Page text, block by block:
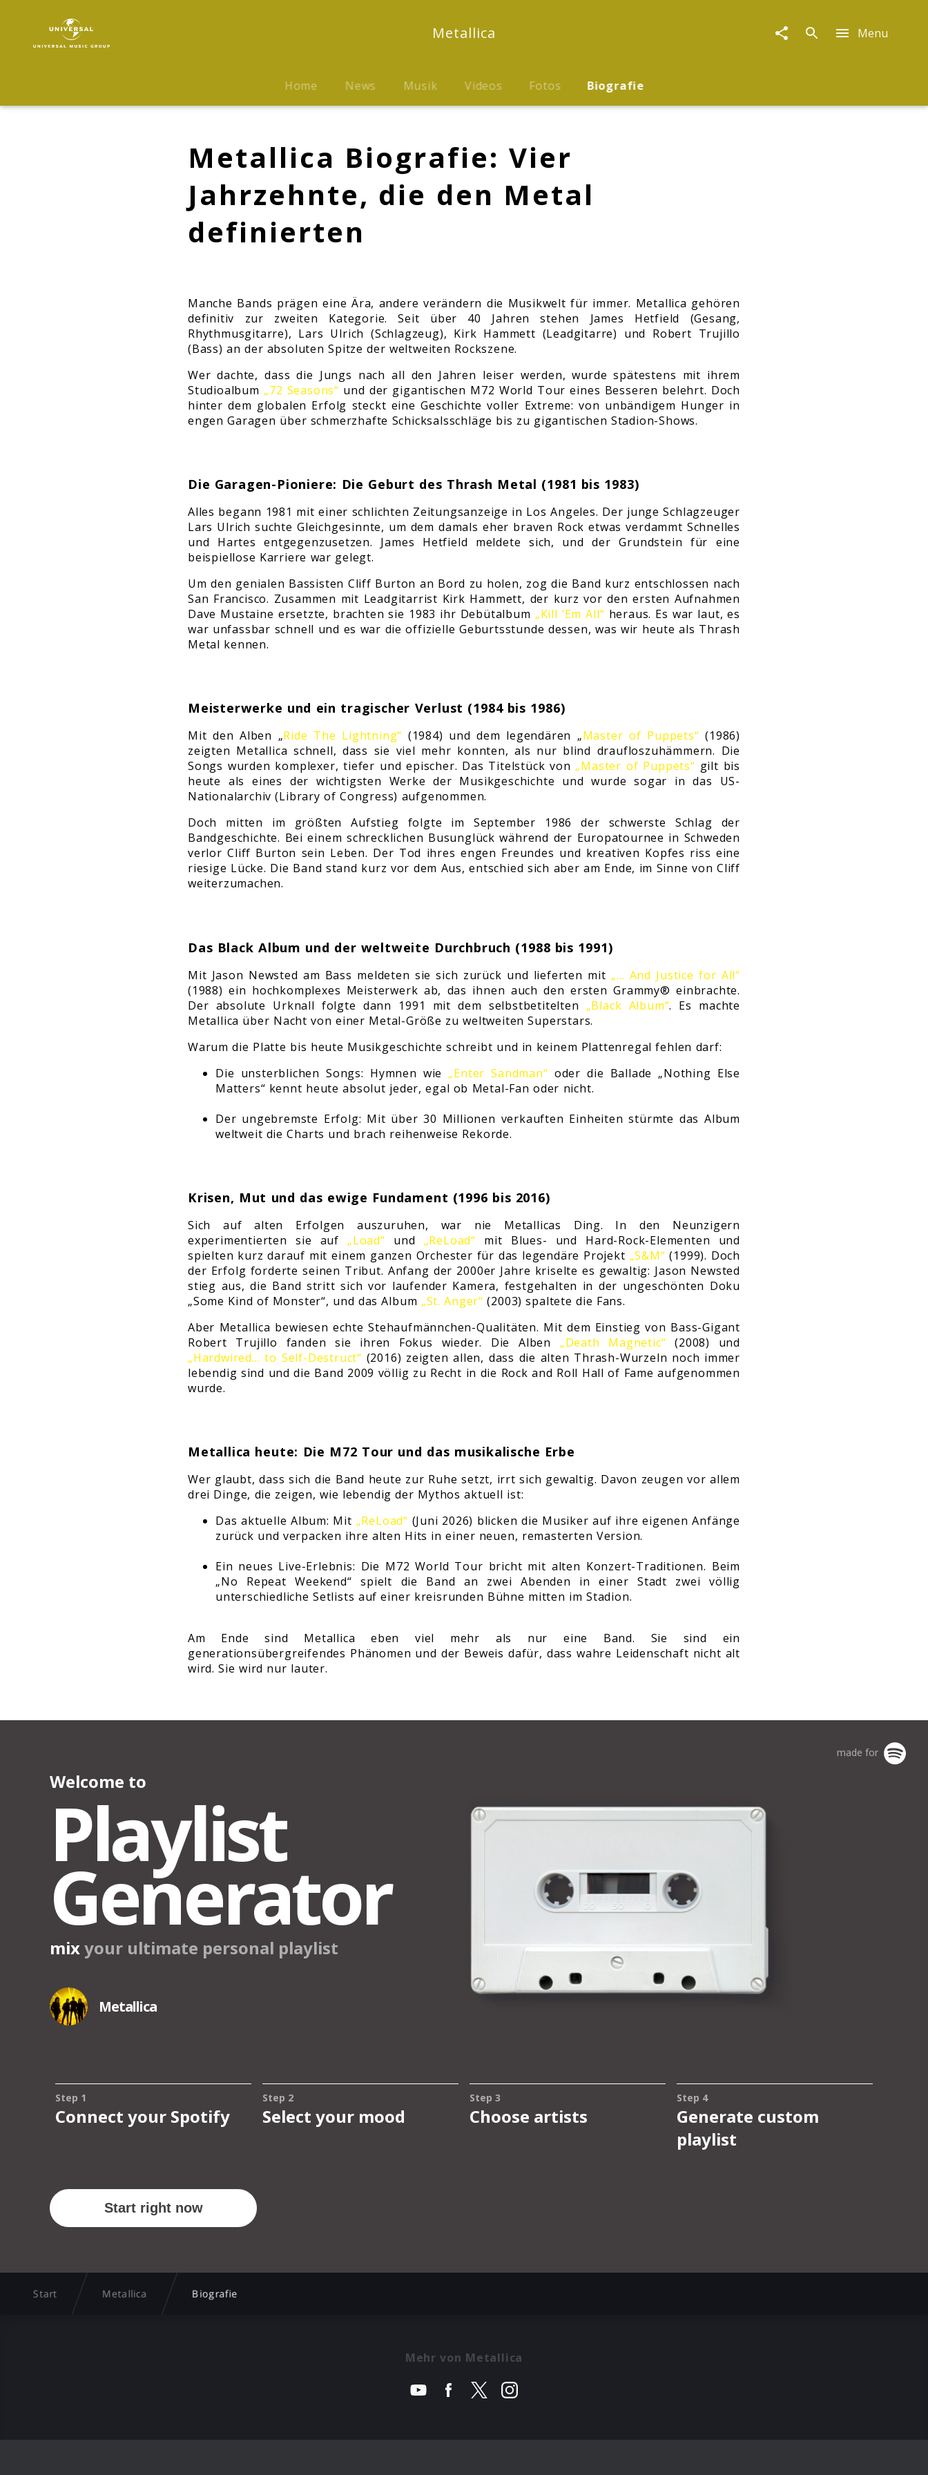
Biografie
Metallica Menu
Home News Musik Videos Fotos Biografie
Metallica Biografie: Vier
Jahrzehnte, die den Metal
definierten
Manche Bands prägen eine Ära, andere verändern die Musikwelt für immer. Metallica gehören
definitiv zur zweiten Kategorie. Seit über 40 Jahren stehen James Hetfield (Gesang,
Rhythmusgitarre), Lars Ulrich (Schlagzeug), Kirk Hammett (Leadgitarre) und Robert Trujillo
(Bass) an der absoluten Spitze der weltweiten Rockszene.
Wer dachte, dass die Jungs nach all den Jahren leiser werden, wurde spätestens mit ihrem
Studioalbum „72 Seasons“ und der gigantischen M72 World Tour eines Besseren belehrt. Doch
hinter dem globalen Erfolg steckt eine Geschichte voller Extreme: von unbändigem Hunger in
engen Garagen über schmerzhafte Schicksalsschläge bis zu gigantischen Stadion-Shows.
Die Garagen-Pioniere: Die Geburt des Thrash Metal (1981 bis 1983)
Alles begann 1981 mit einer schlichten Zeitungsanzeige in Los Angeles. Der junge Schlagzeuger
Lars Ulrich suchte Gleichgesinnte, um dem damals eher braven Rock etwas verdammt Schnelles
und Hartes entgegenzusetzen. James Hetfield meldete sich, und der Grundstein für eine
beispiellose Karriere war gelegt.
Um den genialen Bassisten Cliff Burton an Bord zu holen, zog die Band kurz entschlossen nach
San Francisco. Zusammen mit Leadgitarrist Kirk Hammett, der kurz vor den ersten Aufnahmen
Dave Mustaine ersetzte, brachten sie 1983 ihr Debütalbum „Kill ’Em All“ heraus. Es war laut, es
war unfassbar schnell und es war die offizielle Geburtsstunde dessen, was wir heute als Thrash
Metal kennen.
Meisterwerke und ein tragischer Verlust (1984 bis 1986)
Mit den Alben „Ride The Lightning“ (1984) und dem legendären „Master of Puppets“ (1986)
zeigten Metallica schnell, dass sie viel mehr konnten, als nur blind draufloszuhämmern. Die
Songs wurden komplexer, tiefer und epischer. Das Titelstück von „Master of Puppets“ gilt bis
heute als eines der wichtigsten Werke der Musikgeschichte und wurde sogar in das US-
Nationalarchiv (Library of Congress) aufgenommen.
Doch mitten im größten Aufstieg folgte im September 1986 der schwerste Schlag der
Bandgeschichte. Bei einem schrecklichen Busunglück während der Europatournee in Schweden
verlor Cliff Burton sein Leben. Der Tod ihres engen Freundes und kreativen Kopfes riss eine
riesige Lücke. Die Band stand kurz vor dem Aus, entschied sich aber am Ende, im Sinne von Cliff
weiterzumachen.
Das Black Album und der weltweite Durchbruch (1988 bis 1991)
Mit Jason Newsted am Bass meldeten sie sich zurück und lieferten mit „… And Justice for All“
(1988) ein hochkomplexes Meisterwerk ab, das ihnen auch den ersten Grammy® einbrachte.
Der absolute Urknall folgte dann 1991 mit dem selbstbetitelten „Black Album“. Es machte
Metallica über Nacht von einer Metal-Größe zu weltweiten Superstars.
Warum die Platte bis heute Musikgeschichte schreibt und in keinem Plattenregal fehlen darf:
Die unsterblichen Songs: Hymnen wie „Enter Sandman“ oder die Ballade „Nothing Else
Matters“ kennt heute absolut jeder, egal ob Metal-Fan oder nicht.
Der ungebremste Erfolg: Mit über 30 Millionen verkauften Einheiten stürmte das Album
weltweit die Charts und brach reihenweise Rekorde.
Krisen, Mut und das ewige Fundament (1996 bis 2016)
Sich auf alten Erfolgen auszuruhen, war nie Metallicas Ding. In den Neunzigern
experimentierten sie auf „Load“ und „ReLoad“ mit Blues- und Hard-Rock-Elementen und
spielten kurz darauf mit einem ganzen Orchester für das legendäre Projekt „S&M“ (1999). Doch
der Erfolg forderte seinen Tribut. Anfang der 2000er Jahre kriselte es gewaltig: Jason Newsted
stieg aus, die Band stritt sich vor laufender Kamera, festgehalten in der ungeschönten Doku
„Some Kind of Monster“, und das Album „St. Anger“(2003) spaltete die Fans.
Aber Metallica bewiesen echte Stehaufmännchen-Qualitäten. Mit dem Einstieg von Bass-Gigant
Robert Trujillo fanden sie ihren Fokus wieder. Die Alben „Death Magnetic“ (2008) und
„Hardwired… to Self-Destruct“ (2016) zeigten allen, dass die alten Thrash-Wurzeln noch immer
lebendig sind und die Band 2009 völlig zu Recht in die Rock and Roll Hall of Fame aufgenommen
wurde.
Metallica heute: Die M72 Tour und das musikalische Erbe
Wer glaubt, dass sich die Band heute zur Ruhe setzt, irrt sich gewaltig. Davon zeugen vor allem
drei Dinge, die zeigen, wie lebendig der Mythos aktuell ist:
Das aktuelle Album: Mit „ReLoad“ (Juni 2026) blicken die Musiker auf ihre eigenen Anfänge
zurück und verpacken ihre alten Hits in einer neuen, remasterten Version.
Ein neues Live-Erlebnis: Die M72 World Tour bricht mit alten Konzert-Traditionen. Beim
„No Repeat Weekend“ spielt die Band an zwei Abenden in einer Stadt zwei völlig
unterschiedliche Setlists auf einer kreisrunden Bühne mitten im Stadion.
Am Ende sind Metallica eben viel mehr als nur eine Band. Sie sind ein
generationsübergreifendes Phänomen und der Beweis dafür, dass wahre Leidenschaft nicht alt
wird. Sie wird nur lauter.
Start Metallica Biografie
Mehr von Metallica